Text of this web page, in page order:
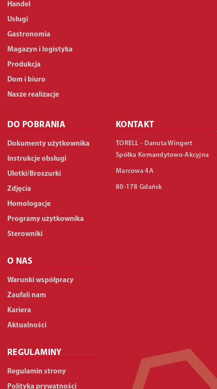
Handel
Usługi
Gastronomia
Magazyn i logistyka
Produkcja
Dom i biuro
Nasze realizacje
DO POBRANIA
Dokumenty użytkownika
Instrukcje obsługi
Ulotki/Broszurki
Zdjęcia
Homologacje
Programy użytkownika
Sterowniki
O NAS
Warunki współpracy
Zaufali nam
Kariera
Aktualności
REGULAMINY
Regulamin strony
Polityka prywatności
KONTAKT
TORELL - Danuta Wingert
Spółka Komandytowo-Akcyjna
Marcowa 4A
80-178 Gdańsk